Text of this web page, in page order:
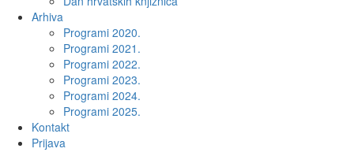
Arhiva
Programi 2020.
Programi 2021.
Programi 2022.
Programi 2023.
Programi 2024.
Programi 2025.
Kontakt
Prijava